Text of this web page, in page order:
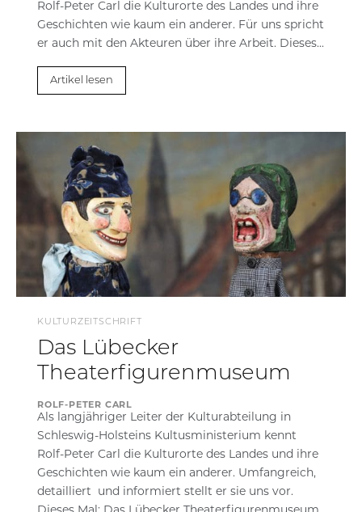
Rolf-Peter Carl die Kulturorte des Landes und ihre
Geschichten wie kaum ein anderer. Für uns spricht
er auch mit den Akteuren über ihre Arbeit. Dieses...
Artikel lesen
KULTURZEITSCHRIFT
Das Lübecker
Theaterfigurenmuseum
ROLF-PETER CARL
Als langjähriger Leiter der Kulturabteilung in
Schleswig-Holsteins Kultusministerium kennt
Rolf-Peter Carl die Kulturorte des Landes und ihre
Geschichten wie kaum ein anderer. Umfangreich,
detailliert und informiert stellt er sie uns vor.